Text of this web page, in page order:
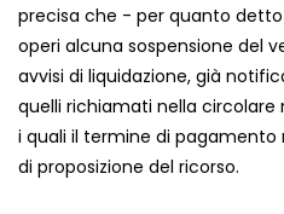
precisa che - per quanto
operi alcuna sospensione del
avvisi di liquidazione, già
quelli richiamati nella circolare
i quali il termine di
di proposizione del ricorso.